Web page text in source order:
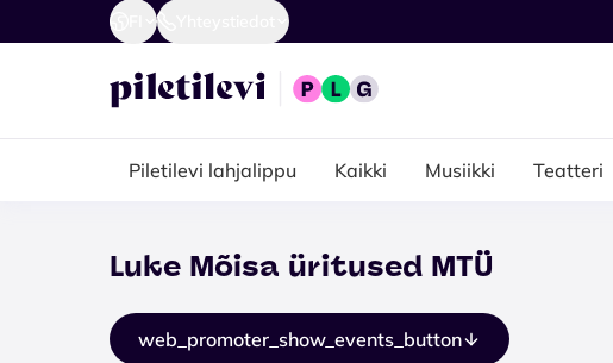
Piletilevi lahjalippu Kaikki Musiikki Teatteri
Luke Mõisa üritused MTÜ
web_promoter_show_events_button